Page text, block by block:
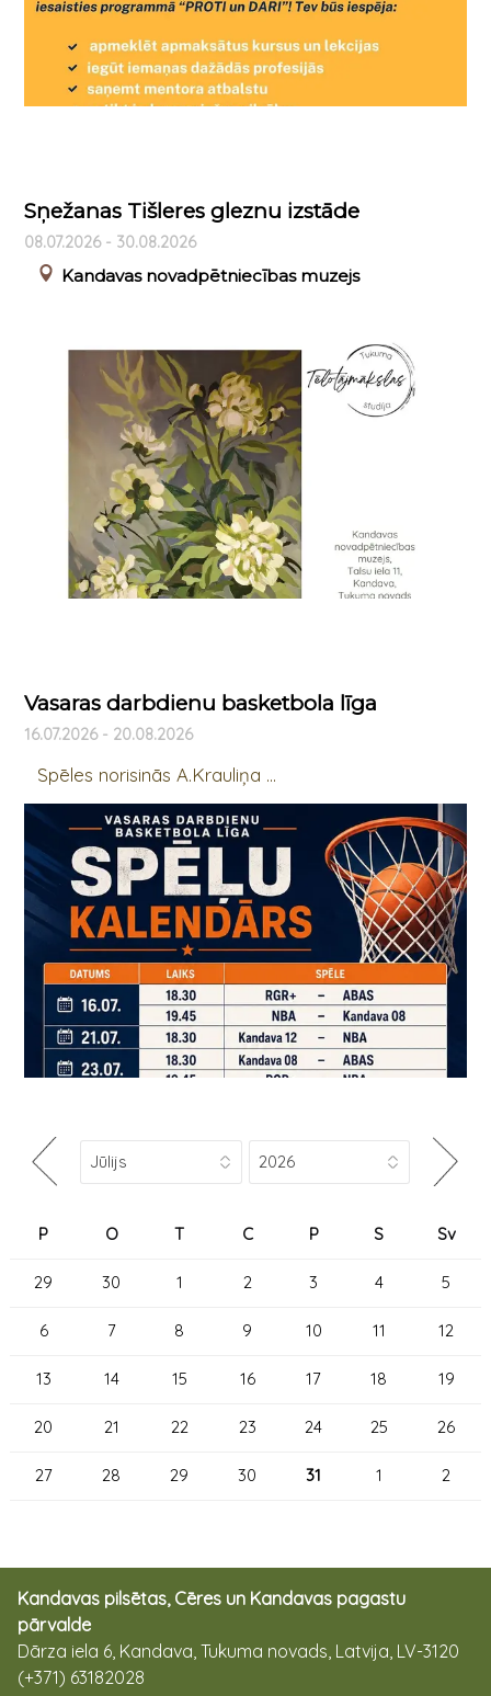
Sņežanas Tišleres gleznu izstāde
08.07.2026 - 30.08.2026
Kandavas novadpētniecības muzejs
Vasaras darbdienu basketbola līga
16.07.2026 - 20.08.2026
Spēles norisinās A.Krauliņa ...
P O T C P S Sv
29 30 1 2 3 4 5
6 7 8 9 10 11 12
13 14 15 16 17 18 19
20 21 22 23 24 25 26
27 28 29 30 31 1 2
Kandavas pilsētas, Cēres un Kandavas pagastu
pārvalde
Dārza iela 6, Kandava, Tukuma novads, Latvija, LV-3120
(+371) 63182028